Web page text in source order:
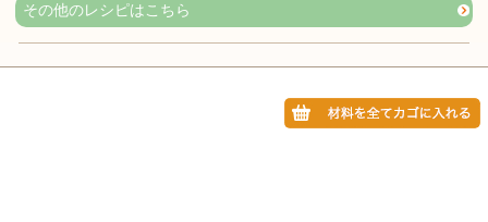
その他のレシピはこちら